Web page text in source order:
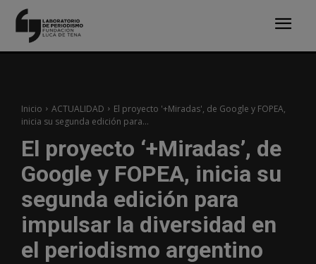
Inicio ACTUALIDAD
El proyecto '+Miradas', de Google y FOPEA,
inicia su segunda edición para...
El proyecto ‘+Miradas’, de
Google y FOPEA, inicia su
segunda edición para
impulsar la diversidad en
el periodismo argentino